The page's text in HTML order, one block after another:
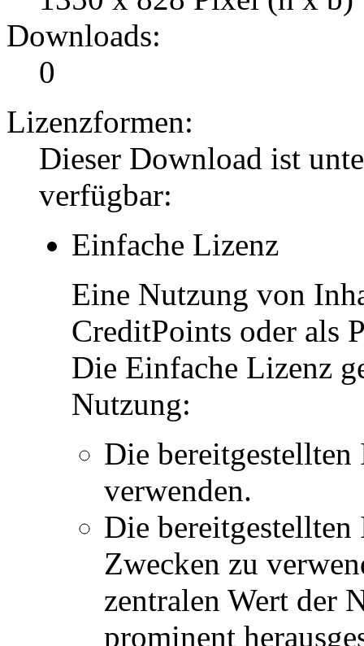
Downloads:
0
Lizenzformen:
Dieser Download ist
verfügbar:
Einfache Lizenz
Eine Nutzung von
CreditPoints oder als
Die Einfache Lizenz
Nutzung:
Die
verwenden.
Die
Zwecken zu
zentralen Wert der
prominent